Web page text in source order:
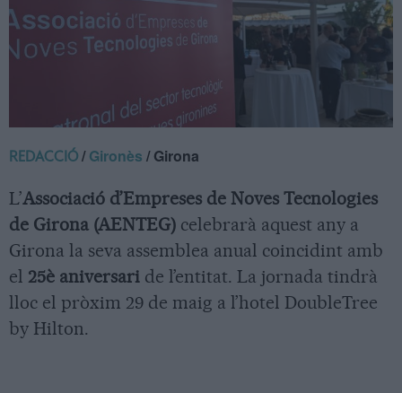
REDACCIÓ /Gironès / Girona
L’Associació d’Empreses de Noves Tecnologies
de Girona (AENTEG) celebrarà aquest any a
Girona la seva assemblea anual coincidint amb
el 25è aniversari de l’entitat. La jornada tindrà
lloc el pròxim 29 de maig a l’hotel DoubleTree
by Hilton.